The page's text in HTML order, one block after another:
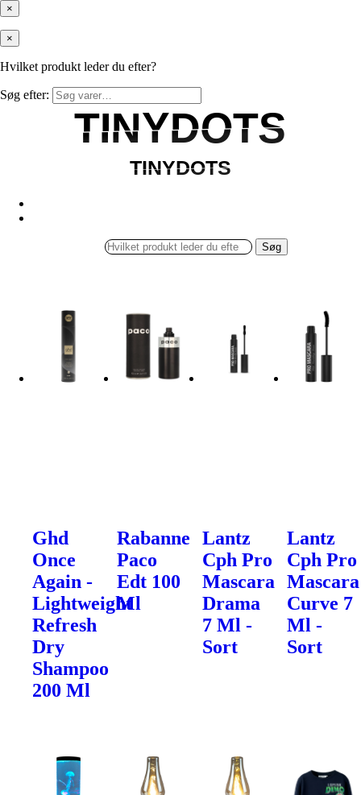
×
×
Hvilket produkt leder du efter?
Søg efter:
TINYDOTS
TINYDOTS
TINYDOTS
TINYDOTS
Søg
Ghd
Once
Again -
Lightweight
Refresh
Dry
Shampoo
200 Ml
Rabanne
Paco
Edt 100
Ml
Lantz
Cph Pro
Mascara
Drama
7 Ml -
Sort
Lantz
Cph Pro
Mascara
Curve 7
Ml -
Sort